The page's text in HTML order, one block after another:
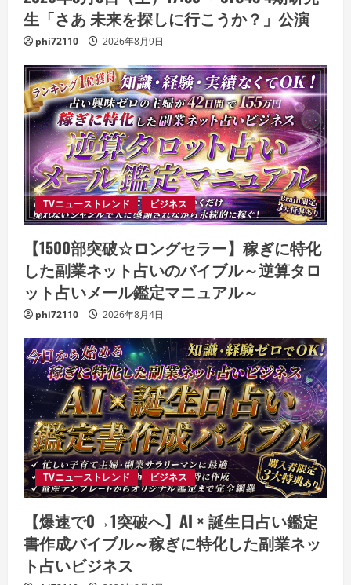
生「さあ 未来を探しに行こうか？」公演
phi72110 2026年8月9日
TVニューストレンド ビジネス
【1500部突破☆ロングセラー】稼ぎに特化
した副業ネット占いのバイブル～逆算タロ
ット占いメール鑑定マニュアル～
phi72110 2026年8月4日
TVニューストレンド ビジネス
【爆速で0→1突破へ】AI × 誕生日占い鑑定
書作成バイブル～稼ぎに特化した副業ネッ
ト占いビジネス